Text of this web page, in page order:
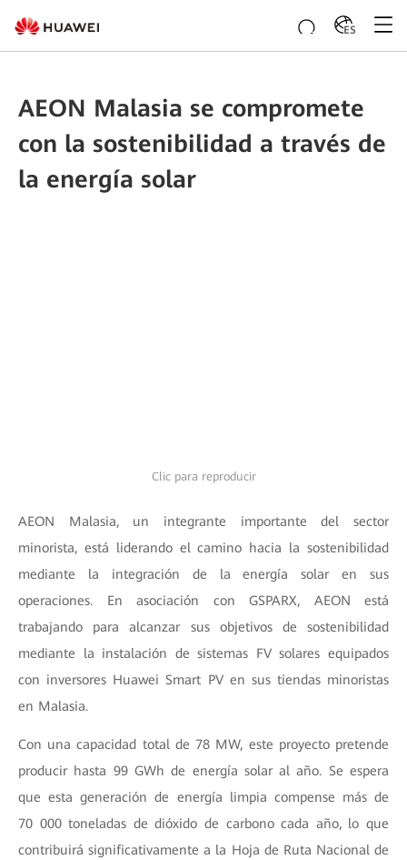
ES
AEON Malasia se compromete
con la sostenibilidad a través de
la energía solar
Clic para reproducir
AEON Malasia, un integrante importante del sector
minorista, está liderando el camino hacia la sostenibilidad
mediante la integración de la energía solar en sus
operaciones. En asociación con GSPARX, AEON está
trabajando para alcanzar sus objetivos de sostenibilidad
mediante la instalación de sistemas FV solares equipados
con inversores Huawei Smart PV en sus tiendas minoristas
en Malasia.
Con una capacidad total de 78 MW, este proyecto pretende
producir hasta 99 GWh de energía solar al año. Se espera
que esta generación de energía limpia compense más de
70 000 toneladas de dióxido de carbono cada año, lo que
contribuirá significativamente a la Hoja de Ruta Nacional de